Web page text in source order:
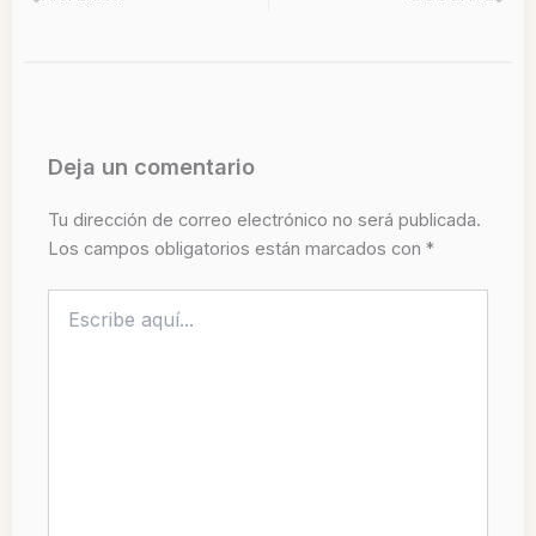
Deja un comentario
Tu dirección de correo electrónico no será publicada.
Los campos obligatorios están marcados con *
aquí...